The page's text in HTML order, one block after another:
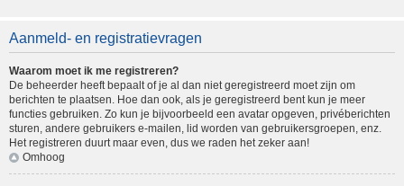
Aanmeld- en registratievragen
Waarom moet ik me registreren?
De beheerder heeft bepaalt of je al dan niet geregistreerd moet zijn om
berichten te plaatsen. Hoe dan ook, als je geregistreerd bent kun je meer
functies gebruiken. Zo kun je bijvoorbeeld een avatar opgeven, privéberichten
sturen, andere gebruikers e-mailen, lid worden van gebruikersgroepen, enz.
Het registreren duurt maar even, dus we raden het zeker aan!
Omhoog